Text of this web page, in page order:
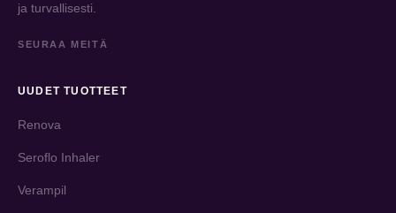
ja turvallisesti.
SEURAA MEITÄ
UUDET TUOTTEET
Renova
Seroflo Inhaler
Verampil